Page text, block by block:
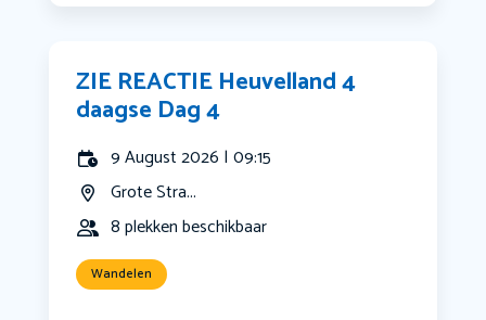
ZIE REACTIE Heuvelland 4
daagse Dag 4
9 August 2026 | 09:15
Grote Stra...
8 plekken beschikbaar
Wandelen